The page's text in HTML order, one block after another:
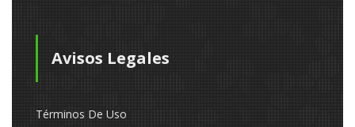
Avisos Legales
Términos De Uso